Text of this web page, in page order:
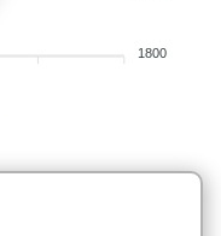
1800